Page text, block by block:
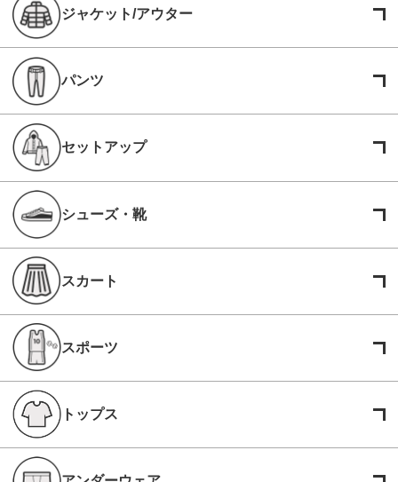
ジャケット/アウター
パンツ
セットアップ
シューズ・靴
スカート
スポーツ
トップス